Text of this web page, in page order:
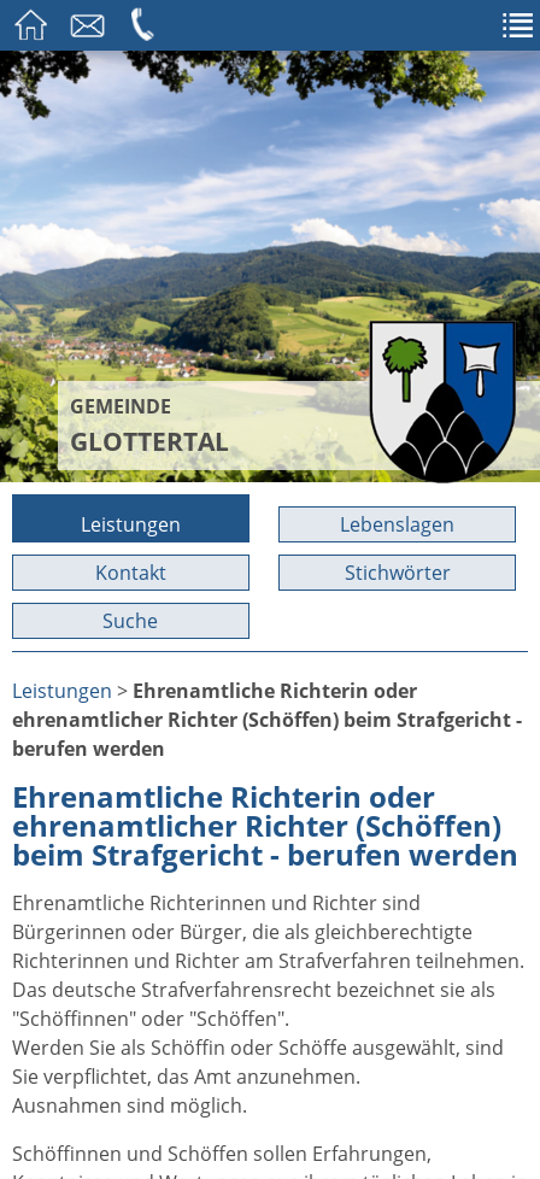
GEMEINDE
GLOTTERTAL
Leistungen
Lebenslagen
Kontakt
Stichwörter
Suche
Leistungen > Ehrenamtliche Richterin oder
ehrenamtlicher Richter (Schöffen) beim Strafgericht -
berufen werden
Ehrenamtliche Richterin oder
ehrenamtlicher Richter (Schöffen)
beim Strafgericht - berufen werden
Ehrenamtliche Richterinnen und Richter sind
Bürgerinnen oder Bürger, die als gleichberechtigte
Richterinnen und Richter am Strafverfahren teilnehmen.
Das deutsche Strafverfahrensrecht bezeichnet sie als
"Schöffinnen" oder "Schöffen".
Werden Sie als Schöffin oder Schöffe ausgewählt, sind
Sie verpflichtet, das Amt anzunehmen.
Ausnahmen sind möglich.
Schöffinnen und Schöffen sollen Erfahrungen,